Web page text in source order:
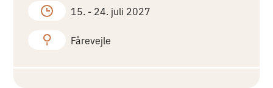
15. - 24. juli 2027
Fårevejle